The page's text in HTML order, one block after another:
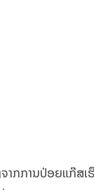
າກການປ່ອຍແກ໊ສ